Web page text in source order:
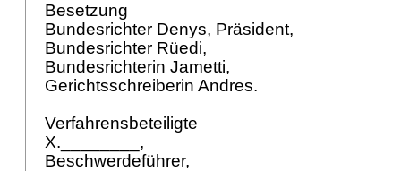
Besetzung
Bundesrichter Denys, Präsident,
Bundesrichter Rüedi,
Bundesrichterin Jametti,
Gerichtsschreiberin Andres.
Verfahrensbeteiligte
X.________,
Beschwerdeführer,